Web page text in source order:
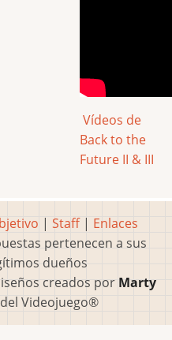
Vídeos de
Back to the
Future II & III
| Staff| Enlaces
pertenecen a sus
dueños
creados por Marty
Videojuego®